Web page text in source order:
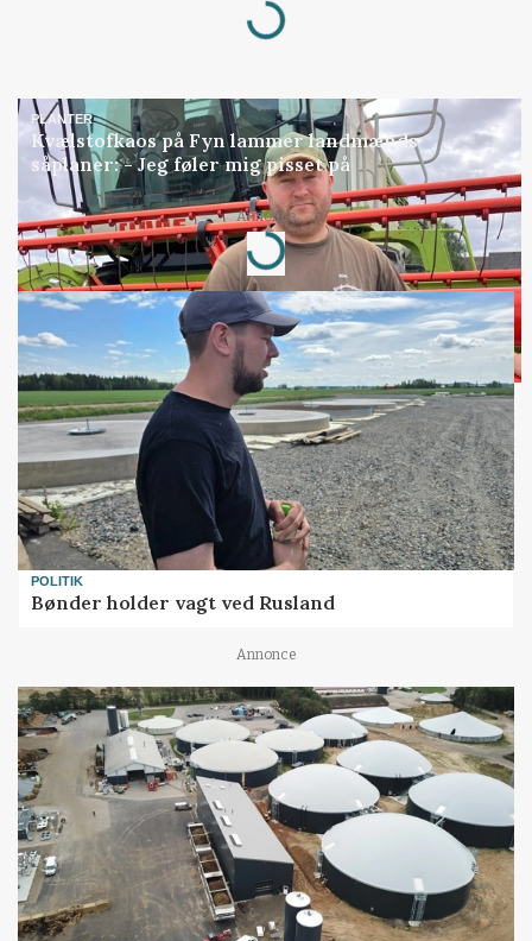
Loading...
PLANTER
Kvælstofkaos på Fyn lammer landmænds
såplaner: - Jeg føler mig pisset på
Annonce
Loading...
POLITIK
Bønder holder vagt ved Rusland
Annonce